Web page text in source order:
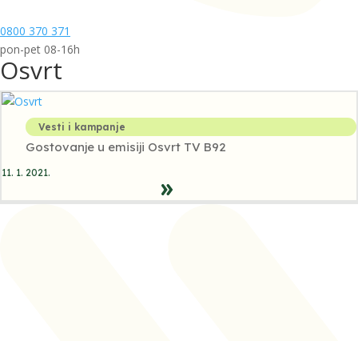
0800 370 371
pon-pet 08-16h
Osvrt
Vesti i kampanje
Gostovanje u emisiji Osvrt TV B92
11. 1. 2021.